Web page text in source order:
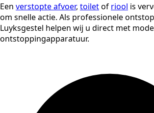
Een verstopte afvoer, toiletof riool is
om snelle actie. Als professionele
Luyksgestel helpen wij u direct met
ontstoppingapparatuur.